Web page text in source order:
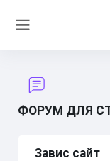
ФОРУМ ДЛЯ
Завис сайт